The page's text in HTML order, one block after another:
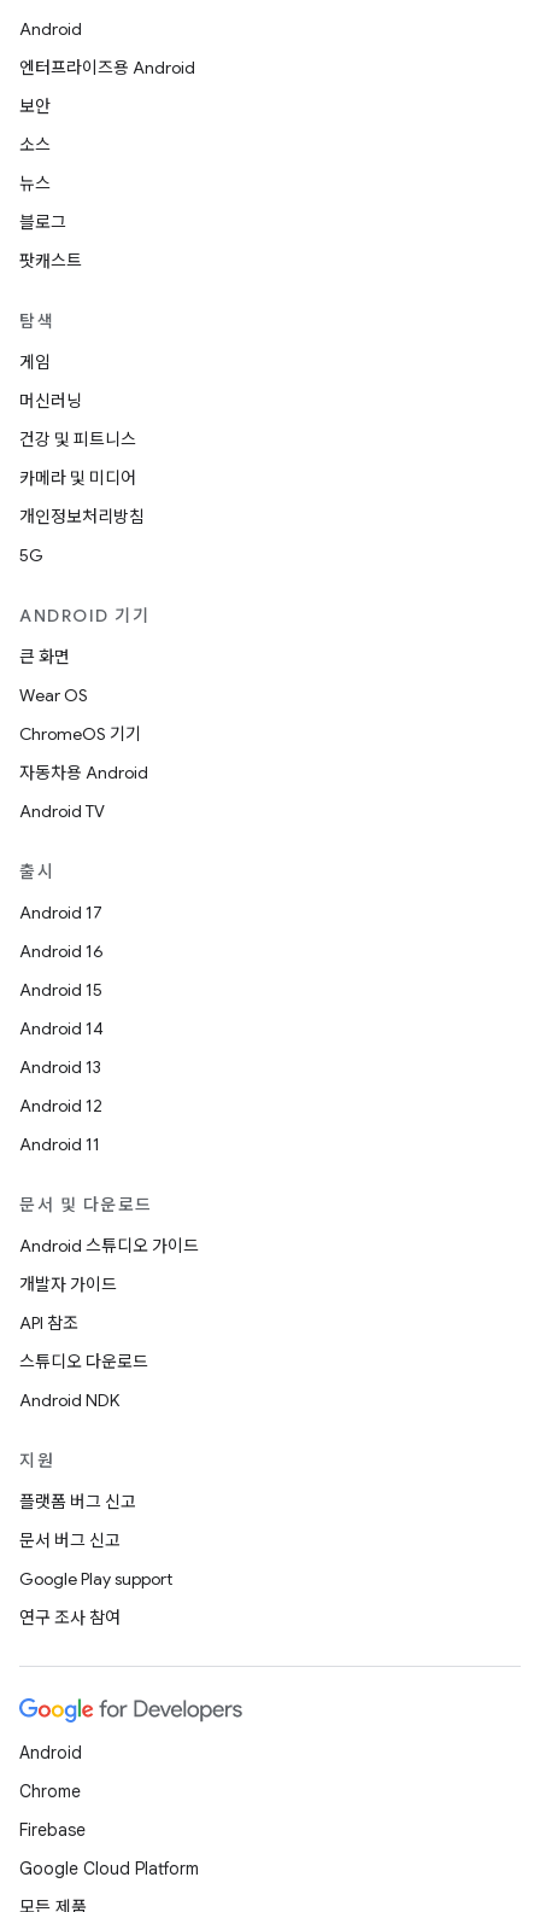
Android
엔터프라이즈용 Android
보안
소스
뉴스
블로그
팟캐스트
탐색
게임
머신러닝
건강 및 피트니스
카메라 및 미디어
개인정보처리방침
5G
ANDROID 기기
큰 화면
Wear OS
ChromeOS 기기
자동차용 Android
Android TV
출시
Android 17
Android 16
Android 15
Android 14
Android 13
Android 12
Android 11
문서 및 다운로드
Android 스튜디오 가이드
개발자 가이드
API 참조
스튜디오 다운로드
Android NDK
지원
플랫폼 버그 신고
문서 버그 신고
Google Play support
연구 조사 참여
Android
Chrome
Firebase
Google Cloud Platform
모든 제품